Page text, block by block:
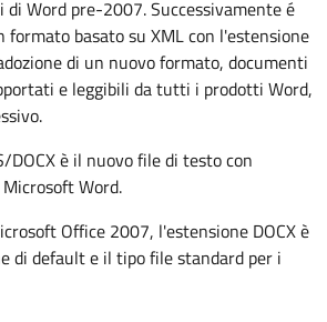
Word pre-2007. Successivamente é
basato su XML con l'estensione
di un nuovo formato, documenti
e leggibili da tutti i prodotti Word,
è il nuovo file di testo con
Word.
Office 2007, l'estensione DOCX è
di default e il tipo file standard per i